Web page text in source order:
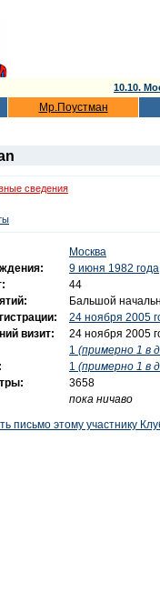
10.10.
Мр.Поустман
сведения
Москва
9 июня 1982 года
44
Бальшой
24 ноября 2005
визит:
24 ноября 2005
1 (примерно 1 в
1 (примерно 1 в
3658
пока ничаво
письмо этому участнику